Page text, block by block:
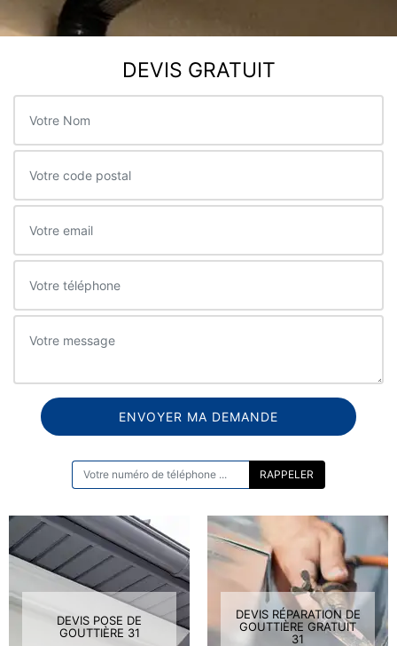
DEVIS GRATUIT
DEVIS POSE DE
GOUTTIÈRE 31
DEVIS RÉPARATION DE
GOUTTIÈRE GRATUIT
31